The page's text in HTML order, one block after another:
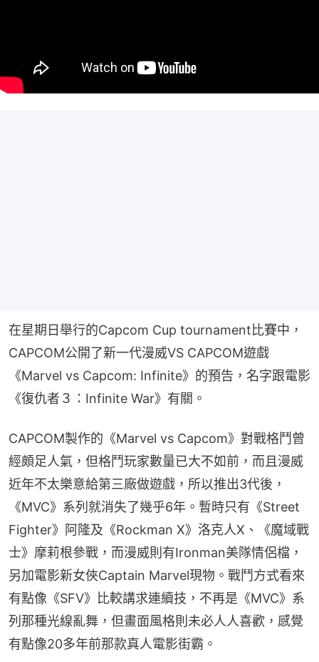
在星期日舉行的Capcom Cup tournament比賽中，
CAPCOM公開了新一代漫威VS CAPCOM遊戲
《Marvel vs Capcom: Infinite》的預告，名字跟電影
《復仇者３：Infinite War》有關。
CAPCOM製作的《Marvel vs Capcom》對戰格鬥曾
經頗足人氣，但格鬥玩家數量已大不如前，而且漫威
近年不太樂意給第三廠做遊戲，所以推出3代後，
《MVC》系列就消失了幾乎6年。暫時只有《Street
Fighter》阿隆及《Rockman X》洛克人X、《魔域戰
士》摩莉根參戰，而漫威則有Ironman美隊情侶檔，
另加電影新女俠Captain Marvel現物。戰鬥方式看來
有點像《SFV》比較講求連續技，不再是《MVC》系
列那種光線亂舞，但畫面風格則未必人人喜歡，感覺
有點像20多年前那款真人電影街霸。